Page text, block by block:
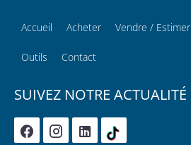
Accueil Acheter Vendre / Estimer
Outils Contact
SUIVEZ NOTRE ACTUALITÉ